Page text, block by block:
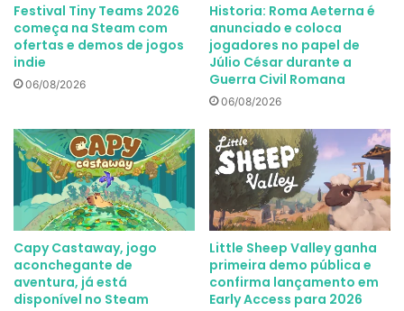
Festival Tiny Teams 2026
começa na Steam com
ofertas e demos de jogos
indie
06/08/2026
Historia: Roma Aeterna é
anunciado e coloca
jogadores no papel de
Júlio César durante a
Guerra Civil Romana
06/08/2026
Capy Castaway, jogo
aconchegante de
aventura, já está
disponível no Steam
Little Sheep Valley ganha
primeira demo pública e
confirma lançamento em
Early Access para 2026